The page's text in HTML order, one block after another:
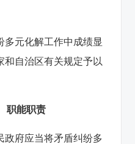
元化解工作中成绩显
和自治区有关规定予以
职能职责
府应当将矛盾纠纷多